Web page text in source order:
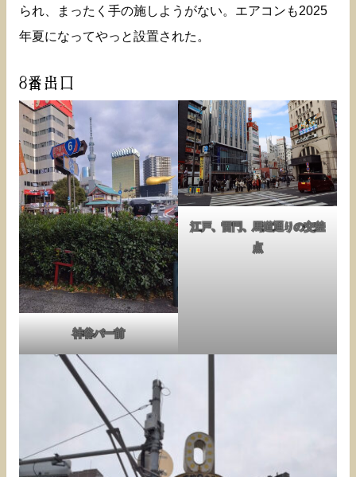
られ、まったく手の施しようがない。エアコンも2025
年夏になってやっと設置された。
8番出口
神谷バー前
江戸、雷門、馬道通りの交差
点